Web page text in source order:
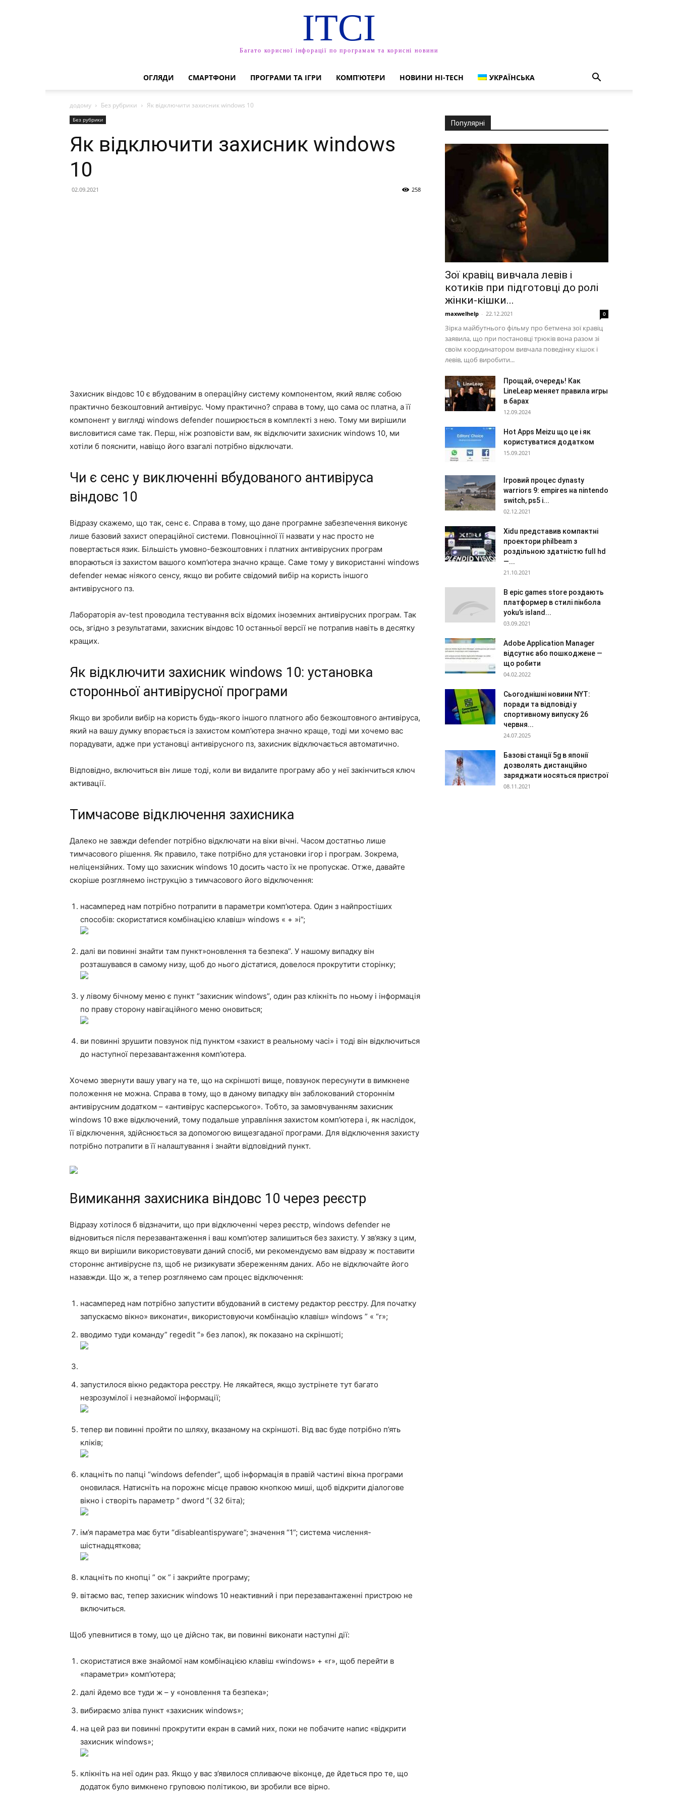
ITCI
Багато корисної інфорації по програмам та корисні новини
ОГЛЯДИ СМАРТФОНИ ПРОГРАМИ ТА ІГРИ КОМП’ЮТЕРИ НОВИНИ HI-TECH УКРАЇНСЬКА
додому Без рубрики Як відключити захисник windows 10
Без рубрики
Як відключити захисник windows
10
02.09.2021 258
Захисник віндовс 10 є вбудованим в операційну систему компонентом, який являє собою
практично безкоштовний антивірус. Чому практично? справа в тому, що сама ос платна, а її
компонент у вигляді windows defender поширюється в комплекті з нею. Тому ми вирішили
висловитися саме так. Перш, ніж розповісти вам, як відключити захисник windows 10, ми
хотіли б пояснити, навіщо його взагалі потрібно відключати.
Чи є сенс у виключенні вбудованого антивіруса
віндовс 10
Відразу скажемо, що так, сенс є. Справа в тому, що дане програмне забезпечення виконує
лише базовий захист операційної системи. Повноцінної її назвати у нас просто не
повертається язик. Більшість умовно-безкоштовних і платних антивірусних програм
впораються із захистом вашого комп’ютера значно краще. Саме тому у використанні windows
defender немає ніякого сенсу, якщо ви робите свідомий вибір на користь іншого
антивірусного пз.
Лабораторія av-test проводила тестування всіх відомих іноземних антивірусних програм. Так
ось, згідно з результатами, захисник віндовс 10 останньої версії не потрапив навіть в десятку
кращих.
Як відключити захисник windows 10: установка
сторонньої антивірусної програми
Якщо ви зробили вибір на користь будь-якого іншого платного або безкоштовного антивіруса,
який на вашу думку впорається із захистом комп’ютера значно краще, тоді ми хочемо вас
порадувати, адже при установці антивірусного пз, захисник відключається автоматично.
Відповідно, включиться він лише тоді, коли ви видалите програму або у неї закінчиться ключ
активації.
Тимчасове відключення захисника
Далеко не завжди defender потрібно відключати на віки вічні. Часом достатньо лише
тимчасового рішення. Як правило, таке потрібно для установки ігор і програм. Зокрема,
неліцензійних. Тому що захисник windows 10 досить часто їх не пропускає. Отже, давайте
скоріше розглянемо інструкцію з тимчасового його відключення:
насамперед нам потрібно потрапити в параметри комп’ютера. Один з найпростіших
способів: скористатися комбінацією клавіш» windows « + »i”;
далі ви повинні знайти там пункт»оновлення та безпека”. У нашому випадку він
розташувався в самому низу, щоб до нього дістатися, довелося прокрутити сторінку;
у лівому бічному меню є пункт “захисник windows”, один раз клікніть по ньому і інформація
по праву сторону навігаційного меню оновиться;
ви повинні зрушити повзунок під пунктом «захист в реальному часі» і тоді він відключиться
до наступної перезавантаження комп’ютера.
Хочемо звернути вашу увагу на те, що на скріншоті вище, повзунок пересунути в вимкнене
положення не можна. Справа в тому, що в даному випадку він заблокований стороннім
антивірусним додатком – «антивірус касперського». Тобто, за замовчуванням захисник
windows 10 вже відключений, тому подальше управління захистом комп’ютера і, як наслідок,
її відключення, здійснюється за допомогою вищезгаданої програми. Для відключення захисту
потрібно потрапити в її налаштування і знайти відповідний пункт.
Вимикання захисника віндовс 10 через реєстр
Відразу хотілося б відзначити, що при відключенні через реєстр, windows defender не
відновиться після перезавантаження і ваш комп’ютер залишиться без захисту. У зв’язку з цим,
якщо ви вирішили використовувати даний спосіб, ми рекомендуємо вам відразу ж поставити
стороннє антивірусне пз, щоб не ризикувати збереженням даних. Або не відключайте його
назавжди. Що ж, а тепер розглянемо сам процес відключення:
насамперед нам потрібно запустити вбудований в систему редактор реєстру. Для початку
запускаємо вікно» виконати«, використовуючи комбінацію клавіш» windows ” « “r»;
вводимо туди команду” regedit “» без лапок), як показано на скріншоті;
запустилося вікно редактора реєстру. Не лякайтеся, якщо зустрінете тут багато
незрозумілої і незнайомої інформації;
тепер ви повинні пройти по шляху, вказаному на скріншоті. Від вас буде потрібно п’ять
кліків;
клацніть по папці “windows defender”, щоб інформація в правій частині вікна програми
оновилася. Натисніть на порожнє місце правою кнопкою миші, щоб відкрити діалогове
вікно і створіть параметр ” dword “( 32 біта);
ім’я параметра має бути “disableantispyware”; значення “1”; система числення-
шістнадцяткова;
клацніть по кнопці ” ок ” і закрийте програму;
вітаємо вас, тепер захисник windows 10 неактивний і при перезавантаженні пристрою не
включиться.
Щоб упевнитися в тому, що це дійсно так, ви повинні виконати наступні дії:
скористатися вже знайомої нам комбінацією клавіш «windows» + «r», щоб перейти в
«параметри» комп’ютера;
далі йдемо все туди ж – у «оновлення та безпека»;
вибираємо зліва пункт «захисник windows»;
на цей раз ви повинні прокрутити екран в самий них, поки не побачите напис «відкрити
захисник windows»;
клікніть на неї один раз. Якщо у вас з’явилося спливаюче віконце, де йдеться про те, що
додаток було вимкнено груповою політикою, ви зробили все вірно.
Популярні
Зої кравіц вивчала левів і
котиків при підготовці до ролі
жінки-кішки...
maxwelhelp - 22.12.2021 0
Зірка майбутнього фільму про бетмена зої кравіц
заявила, що при постановці трюків вона разом зі
своїм координатором вивчала поведінку кішок і
левів, щоб виробити...
Прощай, очередь! Как
LineLeap меняет правила игры
в барах
12.09.2024
Hot Apps Meizu що це і як
користуватися додатком
15.09.2021
Ігровий процес dynasty
warriors 9: empires на nintendo
switch, ps5 і...
02.12.2021
Xidu представив компактні
проектори philbeam з
роздільною здатністю full hd
—...
21.10.2021
В epic games store роздають
платформер в стилі пінбола
yoku’s island...
03.09.2021
Adobe Application Manager
відсутнє або пошкоджене —
що робити
04.02.2022
Сьогоднішні новини NYT:
поради та відповіді у
спортивному випуску 26
червня...
24.07.2025
Базові станції 5g в японії
дозволять дистанційно
заряджати носяться пристрої
08.11.2021